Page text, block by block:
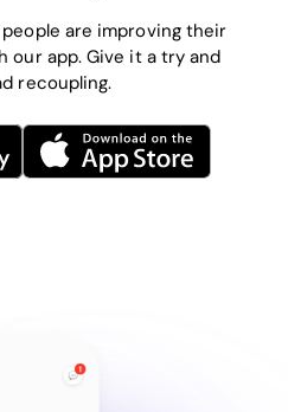
are improving their
our app. Give it a try and
recoupling.